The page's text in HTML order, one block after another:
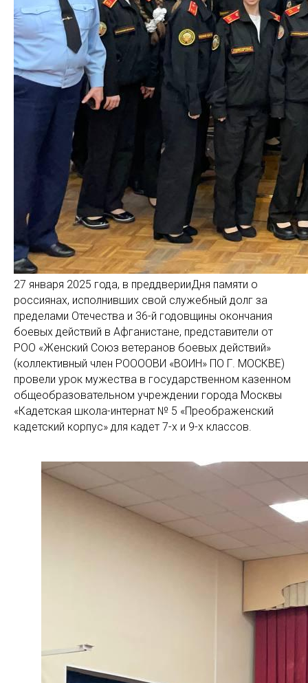
27 января 2025 года, в преддверииДня памяти о
россиянах, исполнивших свой служебный долг за
пределами Отечества и 36-й годовщины окончания
боевых действий в Афганистане, представители от
РОО «Женский Союз ветеранов боевых действий»
(коллективный член РООООВИ «ВОИН» ПО Г. МОСКВЕ)
провели урок мужества в государственном казенном
общеобразовательном учреждении города Москвы
«Кадетская школа-интернат № 5 «Преображенский
кадетский корпус» для кадет 7-х и 9-х классов.